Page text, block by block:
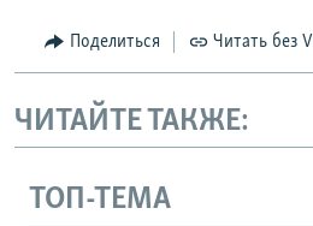
Поделиться Читать без
ЧИТАЙТЕ ТАКЖЕ:
ТОП-ТЕМА